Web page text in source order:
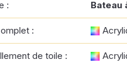
: Bateau
:
de toile :